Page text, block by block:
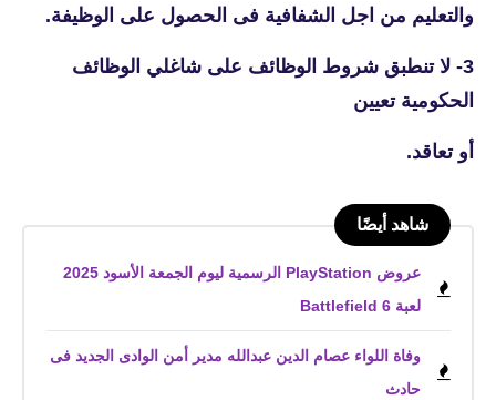
والتعليم من اجل الشفافية فى الحصول على الوظيفة.
3- لا تنطبق شروط الوظائف على شاغلي الوظائف
الحكومية تعيين
أو تعاقد.
شاهد أيضًا
عروض PlayStation الرسمية ليوم الجمعة الأسود 2025
لعبة Battlefield 6
وفاة اللواء عصام الدين عبدالله مدير أمن الوادى الجديد فى
حادث